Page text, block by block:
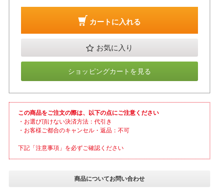
カートに入れる
お気に入り
ショッピングカートを見る
この商品をご注文の際は、以下の点にご注意ください
・お選び頂けない決済方法：代引き
・お客様ご都合のキャンセル・返品：不可
下記「注意事項」を必ずご確認ください
商品についてお問い合わせ